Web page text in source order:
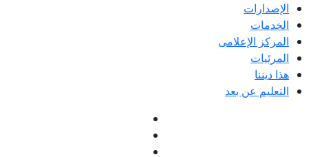
الإصدارات
الخدمات
المركز الإعلامى
المرئيات
هذا ديننا
التعليم عن بعد